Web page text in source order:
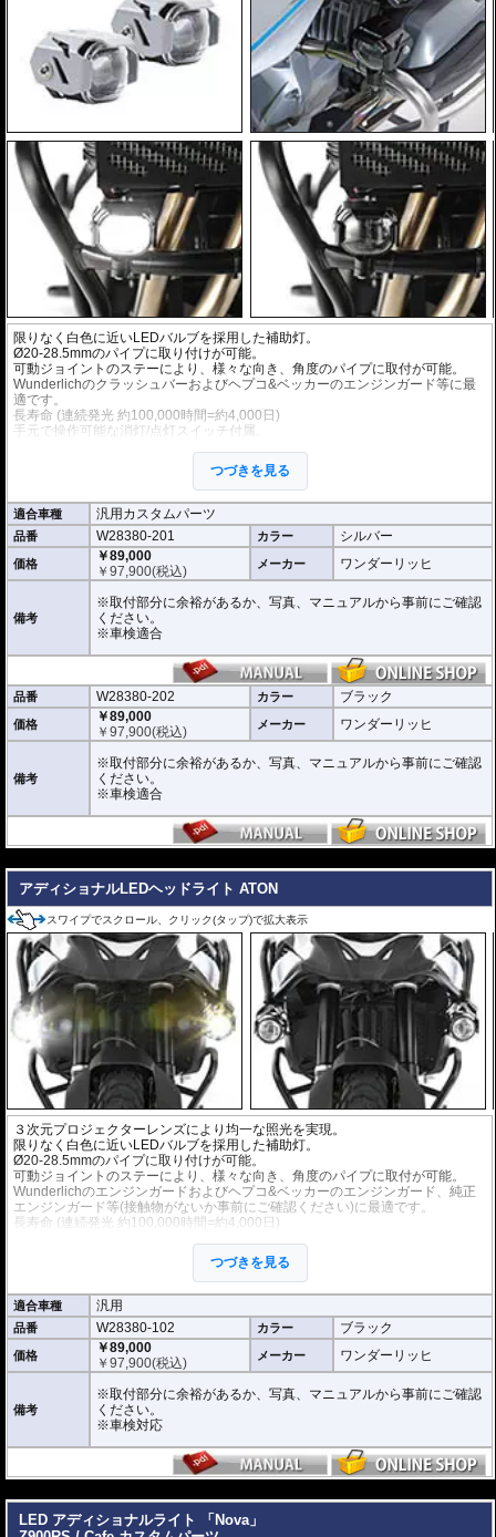
限りなく白色に近いLEDバルブを採用した補助灯。
Ø20-28.5mmのパイプに取り付けが可能。
可動ジョイントのステーにより、様々な向き、角度のパイプに取付が可能。
Wunderlichのクラッシュバーおよびヘプコ&ベッカーのエンジンガード等に最
適です。
長寿命 (連続発光 約100,000時間=約4,000日)
手元で操作可能な消灯/点灯スイッチ付属。
※車検対応
こちらのキットのスイッチはテルテールがありませんが下記を根拠に車検対応
です。(自動車技術総合機構に確認済み)
自動車技術総合機構審査事務規程
・操縦装置 性能要件 書面等による審査 第7章 7-12-1-2 (2) / 第8章 8-12
・前部霧灯 取付要件 視認等による審査 第7章 7-70-3 (1) / 第8章 8-70-3
つづきを見る
適合車種 汎用カスタムパーツ
品番 W28380-201 カラー シルバー
価格
￥89,000
￥97,900(税込) メーカー ワンダーリッヒ
備考
※取付部分に余裕があるか、写真、マニュアルから事前にご確認
ください。
※車検適合
品番 W28380-202 カラー ブラック
価格
￥89,000
￥97,900(税込) メーカー ワンダーリッヒ
備考
※取付部分に余裕があるか、写真、マニュアルから事前にご確認
ください。
※車検適合
アディショナルLEDヘッドライト ATON
スワイプでスクロール、クリック(タップ)で拡大表示
３次元プロジェクターレンズにより均一な照光を実現。
限りなく白色に近いLEDバルブを採用した補助灯。
Ø20-28.5mmのパイプに取り付けが可能。
可動ジョイントのステーにより、様々な向き、角度のパイプに取付が可能。
Wunderlichのエンジンガードおよびヘプコ&ベッカーのエンジンガード、純正
エンジンガード等(接触物がないか事前にご確認ください)に最適です。
長寿命 (連続発光 約100,000時間=約4,000日)
こちらのキットのスイッチはテルテールがありませんが下記を根拠に車検対応
です。(自動車技術総合機構に確認済み)
自動車技術総合機構審査事務規程
・操縦装置 性能要件 書面等による審査 第7章 7-12-1-2 (2) / 第8章 8-12
-1 (4)
・前部霧灯 取付要件 視認等による審査 第7章 7-70-3 (1) / 第8章 8-70-3
つづきを見る
適合車種 汎用
品番 W28380-102 カラー ブラック
価格
￥89,000
￥97,900(税込) メーカー ワンダーリッヒ
備考
※取付部分に余裕があるか、写真、マニュアルから事前にご確認
ください。
※車検対応
LED アディショナルライト 「Nova」